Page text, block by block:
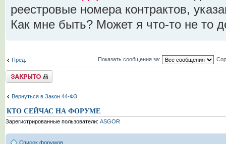
реестровые номера контрактов,
Как мне быть? Может я что-то не то
Пред. Показать сообщения за:
Tема закрыта
Вернуться в Закон 44-ФЗ
КТО СЕЙЧАС НА ФОРУМЕ
Зарегистрированные пользователи: ASGOR
Список форумов